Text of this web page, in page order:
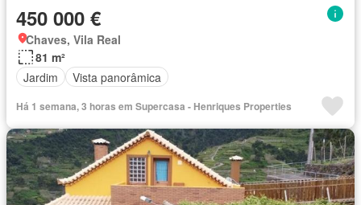
450 000 €
Chaves, Vila Real
81 m²
Jardim
Vista panorâmica
Há 1 semana, 3 horas em Supercasa - Henriques Properties